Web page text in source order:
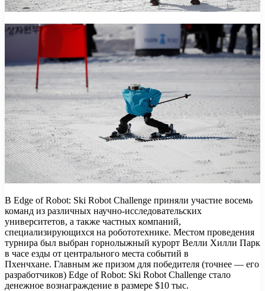
В Edge of Robot: Ski Robot Challenge приняли участие восемь
команд из различных научно-исследовательских
университетов, а также частных компаний,
специализирующихся на робототехнике. Местом проведения
турнира был выбран горнолыжный курорт Велли Хилли Парк
в часе езды от центрального места событий в
Пхенчхане. Главным же призом для победителя (точнее — его
разработчиков) Edge of Robot: Ski Robot Challenge стало
денежное вознаграждение в размере $10 тыс.